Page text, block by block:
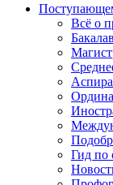
Всё о
Гид по